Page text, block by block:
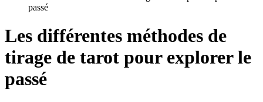
passé
Les différentes méthodes de
tirage de tarot pour explorer le
passé